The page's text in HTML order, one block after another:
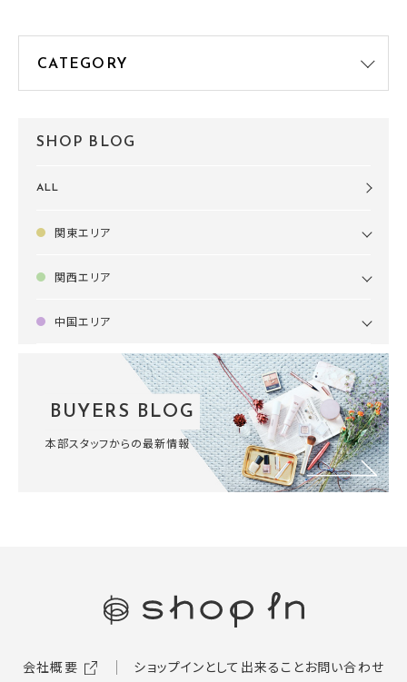
SHOP BLOG
ALL
関東エリア
関西エリア
中国エリア
BUYERS BLOG
本部スタッフからの最新情報
会社概要 ショップインとして出来ることお問い合わせ